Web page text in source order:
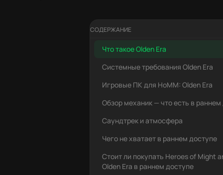
СОДЕРЖАНИЕ
Что такое Olden Era
Системные требования Olden Era
Игровые ПК для HoMM: Olden Era
Обзор механик — что есть в раннем
Саундтрек и атмосфера
Чего не хватает в раннем доступе
Стоит ли покупать Heroes of Might
Olden Era в раннем доступе